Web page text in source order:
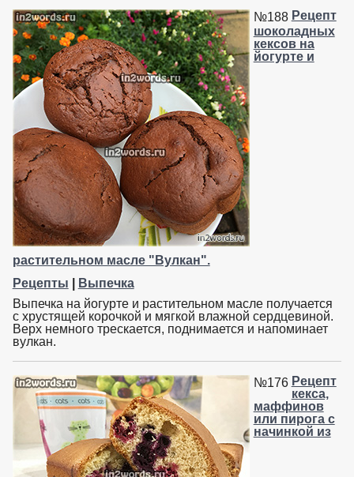
№188 Рецепт
шоколадных
кексов на
йогурте и
растительном масле "Вулкан".
Рецепты
Выпечка
Выпечка на йогурте и растительном масле получается
с хрустящей корочкой и мягкой влажной сердцевиной.
Верх немного трескается, поднимается и напоминает
вулкан.
№176Рецепт
кекса,
маффинов
или пирога с
начинкой из